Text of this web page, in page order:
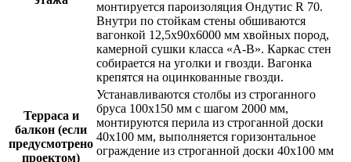
монтируется пароизоляция Ондутис R 70.
Внутри по стойкам стены обшиваются
вагонкой 12,5х90х6000 мм хвойных пород,
камерной сушки класса «А-В». Каркас стен
собирается на уголки и гвозди. Вагонка
крепятся на оцинкованные гвозди.
Терраса и
балкон (если
предусмотрено
проектом)
Устанавливаются столбы из строганного
бруса 100х150 мм с шагом 2000 мм,
монтируются перила из строганной доски
40х100 мм, выполняется горизонтальное
ограждение из строганной доски 40х100 мм